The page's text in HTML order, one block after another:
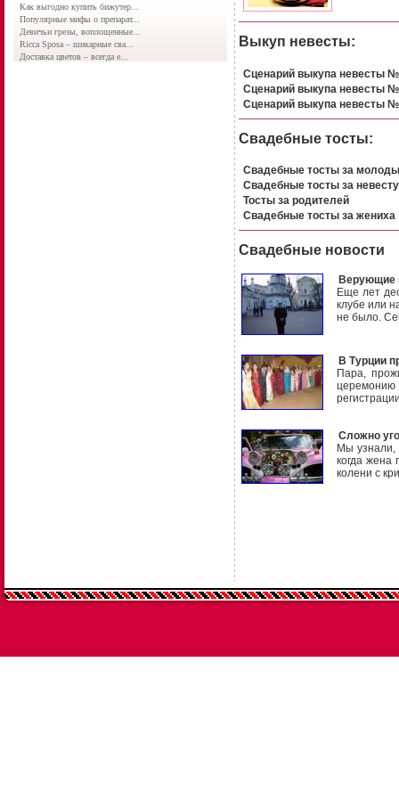
Как выгодно купить бижутер...
Популярные мифы о препарат...
Девичьи грезы, воплощенные...
Ricca Sposa – шикарные сва...
Доставка цветов – всегда е...
Выкуп невесты:
Сценарий выкупа невесты
Сценарий выкупа невесты
Сценарий выкупа невесты
Свадебные тосты:
Свадебные тосты за
Свадебные тосты за невесту
Тосты за родителей
Свадебные тосты за жениха
Свадебные новости
Верующие
Еще лет
клубе или
не было.
В Турции
Пара,
Сложно
Мы узнали,
когда жена
колени с